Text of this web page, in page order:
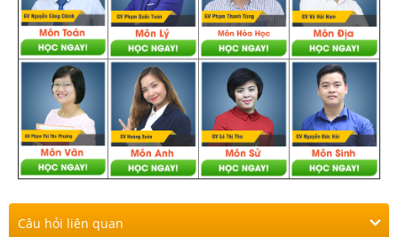
Câu hỏi liên quan